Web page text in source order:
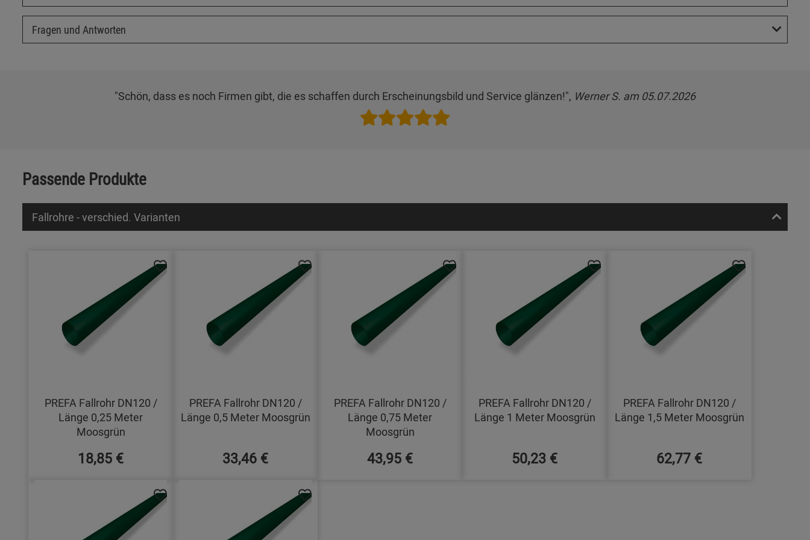
Fragen und Antworten
"Schön, dass es noch Firmen gibt, die es schaffen durch Erscheinungsbild und Service glänzen!", Werner S. am 05.07.2026
Passende Produkte
Fallrohre - verschied. Varianten
PREFA Fallrohr DN120 /
Länge 0,25 Meter
Moosgrün
18,85 €
PREFA Fallrohr DN120 /
Länge 0,5 Meter Moosgrün
33,46 €
PREFA Fallrohr DN120 /
Länge 0,75 Meter
Moosgrün
43,95 €
PREFA Fallrohr DN120 /
Länge 1 Meter Moosgrün
50,23 €
PREFA Fallrohr DN120 /
Länge 1,5 Meter Moosgrün
62,77 €